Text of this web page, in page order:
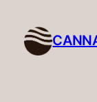
content